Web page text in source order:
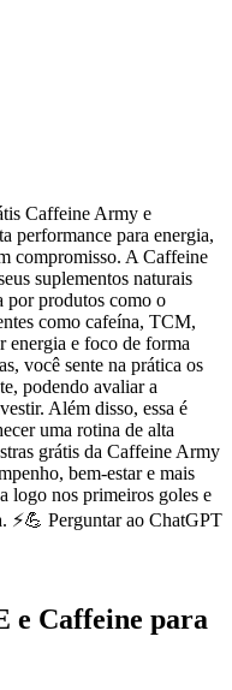
Caffeine Army e
performance para energia,
compromisso. A Caffeine
suplementos naturais
por produtos como o
como cafeína, TCM,
energia e foco de forma
você sente na prática os
podendo avaliar a
Além disso, essa é
uma rotina de alta
grátis da Caffeine Army
bem-estar e mais
logo nos primeiros goles e
⚡💪 Perguntar ao ChatGPT
e Caffeine para